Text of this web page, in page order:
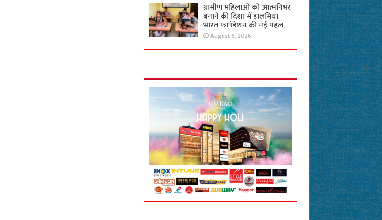
ग्रामीण महिलाओं को आत्मनिर्भर
बनाने की दिशा में डालमिया
भारत फाउंडेशन की नई पहल
August 6, 2026